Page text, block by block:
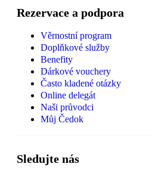
Rezervace a podpora
Věrnostní program
Doplňkové služby
Benefity
Dárkové vouchery
Často kladené otázky
Online delegát
Naši průvodci
Můj Čedok
Sledujte nás